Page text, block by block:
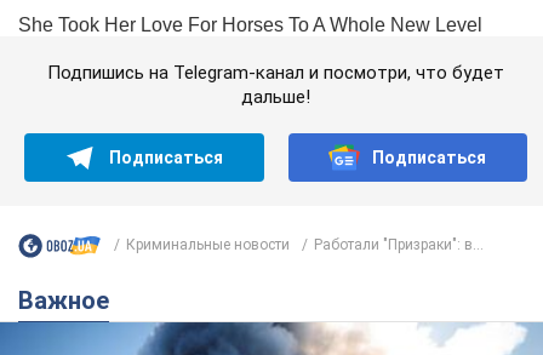
Подпишись на Telegram-канал и посмотри, что будет
дальше!
Подписаться Подписаться
Криминальные новости Работали "Призраки": в...
Важное